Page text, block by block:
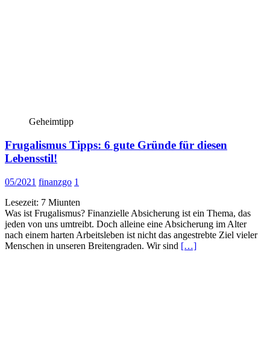
Geheimtipp
Frugalismus Tipps: 6 gute Gründe für diesen
Lebensstil!
05/2021 finanzgo 1
Lesezeit: 7 Miunten
Was ist Frugalismus? Finanzielle Absicherung ist ein Thema, das
jeden von uns umtreibt. Doch alleine eine Absicherung im Alter
nach einem harten Arbeitsleben ist nicht das angestrebte Ziel vieler
Menschen in unseren Breitengraden. Wir sind […]